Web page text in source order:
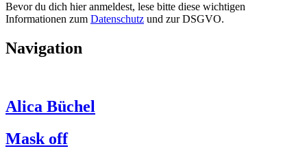
Bevor du dich hier anmeldest, lese bitte diese wichtigen
Informationen zum Datenschutz und zur DSGVO.
Navigation
Alica Büchel
Mask off